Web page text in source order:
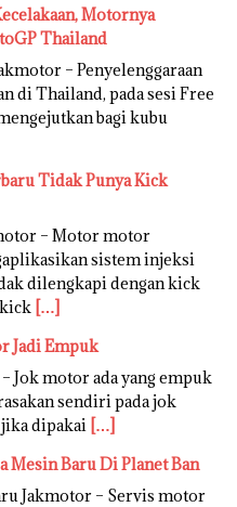
Motornya
Thailand
– Penyelenggaraan
di Thailand, pada sesi Free
bagi kubu
Tidak Punya Kick
– Motor motor
sistem injeksi
dilengkapi dengan kick
[…]
Jadi Empuk
Jok motor ada yang empuk
sendiri pada jok
dipakai […]
Mesin Baru Di Planet Ban
Jakmotor – Servis motor